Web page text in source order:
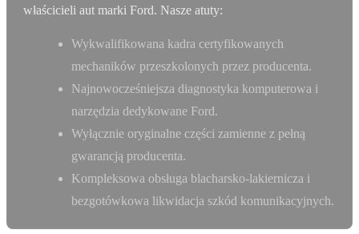
właścicieli aut marki Ford. Nasze atuty:
Wykwalifikowana kadra certyfikowanych
mechaników przeszkolonych przez producenta.
Najnowocześniejsza diagnostyka komputerowa i
narzędzia dedykowane Ford.
Wyłącznie oryginalne części zamienne z pełną
gwarancją producenta.
Kompleksowa obsługa blacharsko-lakiernicza i
bezgotówkowa likwidacja szkód komunikacyjnych.